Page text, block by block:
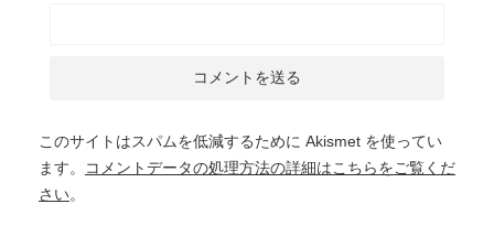
このサイトはスパムを低減するために Akismet を使ってい
ます。
コメントデータの処理方法の詳細はこちらをご覧くだ
さい。